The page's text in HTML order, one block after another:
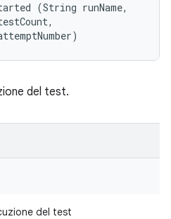
(String runName,
del test.
del test